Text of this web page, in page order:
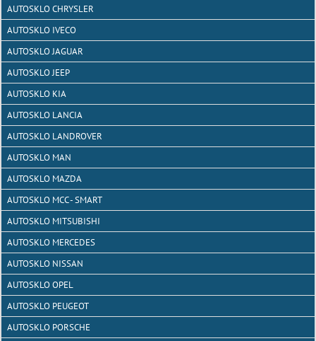
AUTOSKLO CHRYSLER
AUTOSKLO IVECO
AUTOSKLO JAGUAR
AUTOSKLO JEEP
AUTOSKLO KIA
AUTOSKLO LANCIA
AUTOSKLO LANDROVER
AUTOSKLO MAN
AUTOSKLO MAZDA
AUTOSKLO MCC - SMART
AUTOSKLO MITSUBISHI
AUTOSKLO MERCEDES
AUTOSKLO NISSAN
AUTOSKLO OPEL
AUTOSKLO PEUGEOT
AUTOSKLO PORSCHE